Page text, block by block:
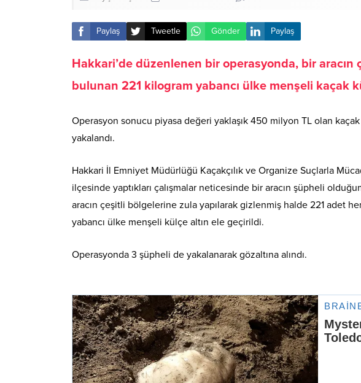
Paylaş Tweetle Gönder Paylaş
Hakkari’de düzenlenen bir operasyonda, bir
bulunan 221 kilogram yabancı ülke menşeli kaçak
Operasyon sonucu piyasa değeri yaklaşık 450 milyon TL olan
yakalandı.
Hakkari İl Emniyet Müdürlüğü Kaçakçılık ve Organize Suçlarla
ilçesinde yaptıkları çalışmalar neticesinde bir aracın şüpheli
aracın çeşitli bölgelerine zula yapılarak gizlenmiş halde 221 adet
yabancı ülke menşeli külçe altın ele geçirildi.
Operasyonda 3 şüpheli de yakalanarak gözaltına alındı.